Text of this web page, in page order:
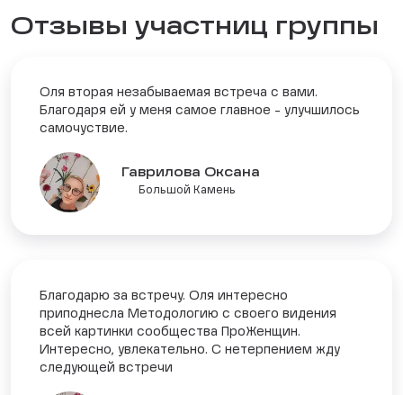
Отзывы участниц группы
Оля вторая незабываемая встреча с вами.
Благодаря ей у меня самое главное - улучшилось
самочуствие.
Гаврилова Оксана
Большой Камень
Благодарю за встречу. Оля интересно
приподнесла Методологию с своего видения
всей картинки сообщества ПроЖенщин.
Интересно, увлекательно. С нетерпением жду
следующей встречи